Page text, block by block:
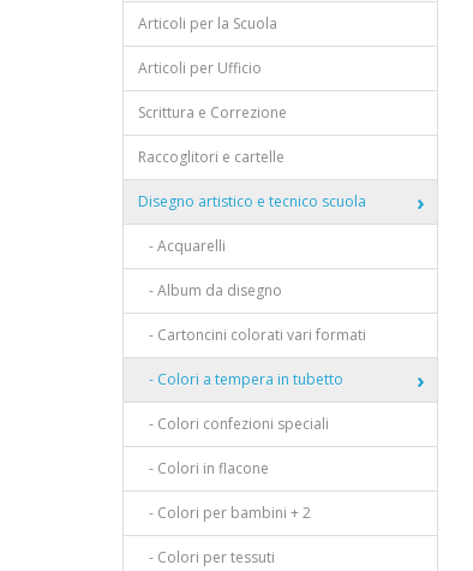
Articoli per la Scuola
Articoli per Ufficio
Scrittura e Correzione
Raccoglitori e cartelle
Disegno artistico e tecnico scuola
- Acquarelli
- Album da disegno
- Cartoncini colorati vari formati
- Colori a tempera in tubetto
- Colori confezioni speciali
- Colori in flacone
- Colori per bambini + 2
- Colori per tessuti